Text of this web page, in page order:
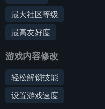
最大社区等级
最高友好度
游戏内容修改
轻松解锁技能
设置游戏速度